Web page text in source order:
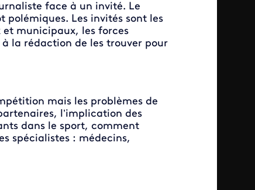
face à un invité. Le
polémiques. Les invités sont les
municipaux, les forces
la rédaction de les trouver pour
mais les problèmes de
l’implication des
dans le sport, comment
spécialistes : médecins,